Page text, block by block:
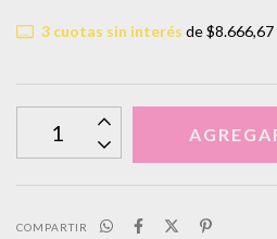
3cuotas sin interés de$8.666,67
COMPARTIR